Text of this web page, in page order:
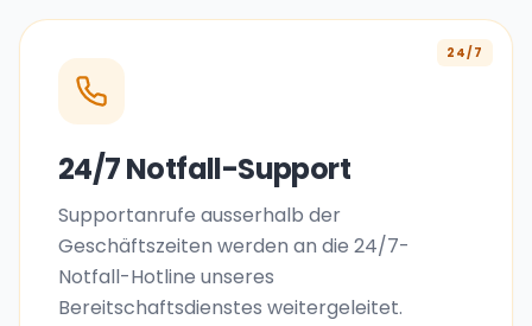
24/7
24/7 Notfall-Support
Supportanrufe ausserhalb der
Geschäftszeiten werden an die 24/7-
Notfall-Hotline unseres
Bereitschaftsdienstes weitergeleitet.